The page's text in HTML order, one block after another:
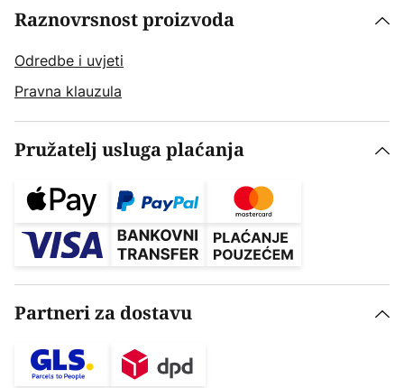
Raznovrsnost proizvoda
Odredbe i uvjeti
Pravna klauzula
Pružatelj usluga plaćanja
Partneri za dostavu